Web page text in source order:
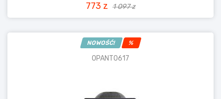
773 z 1 097 z
NOWOŚĆ! %
OPANT0617